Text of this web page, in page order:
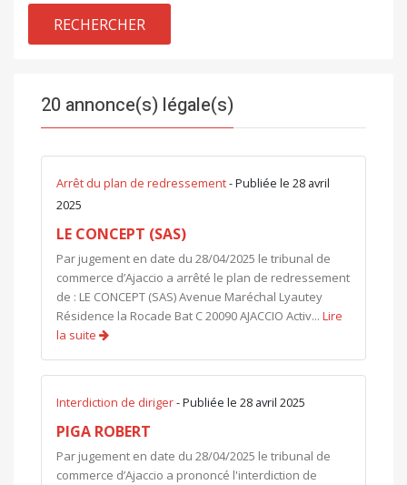
20 annonce(s) légale(s)
Arrêt du plan de redressement- Publiée le 28 avril
2025
LE CONCEPT (SAS)
Par jugement en date du 28/04/2025 le tribunal de
commerce d’Ajaccio a arrêté le plan de redressement
de : LE CONCEPT (SAS) Avenue Maréchal Lyautey
Résidence la Rocade Bat C 20090 AJACCIO Activ... Lire
la suite
Interdiction de diriger- Publiée le 28 avril 2025
PIGA ROBERT
Par jugement en date du 28/04/2025 le tribunal de
commerce d’Ajaccio a prononcé l'interdiction de
RECHERCHER